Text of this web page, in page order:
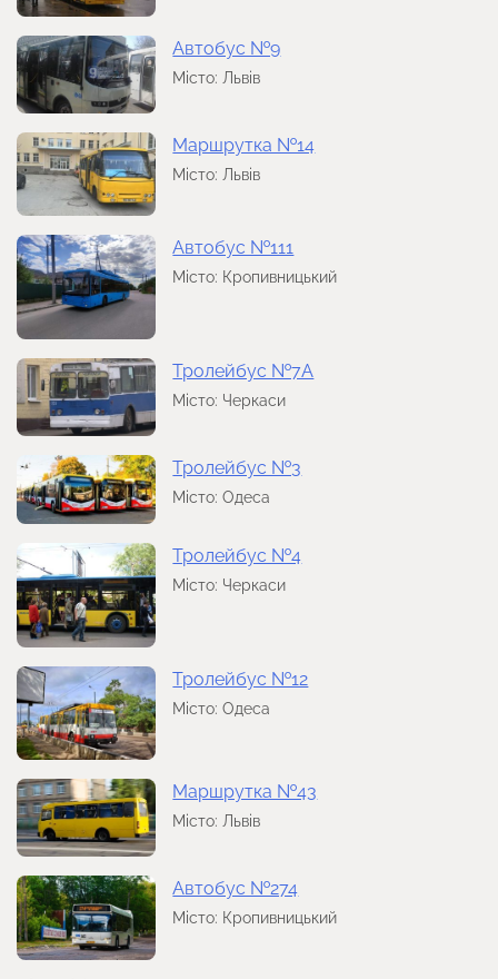
Автобус №9
Місто: Львів
Маршрутка №14
Місто: Львів
Автобус №111
Місто: Кропивницький
Тролейбус №7А
Місто: Черкаси
Тролейбус №3
Місто: Одеса
Тролейбус №4
Місто: Черкаси
Тролейбус №12
Місто: Одеса
Маршрутка №43
Місто: Львів
Автобус №274
Місто: Кропивницький